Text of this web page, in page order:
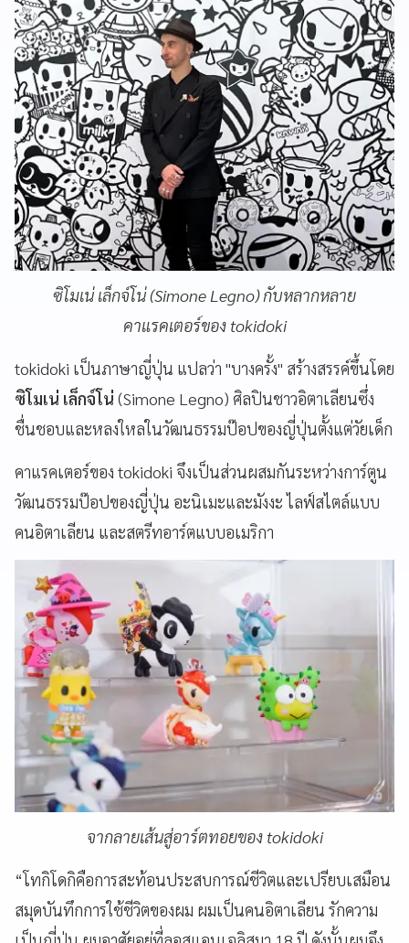
ซิโมเน่ เล็กจ์โน่ (Simone Legno) กับหลากหลาย
คาแรคเตอร์ของ tokidoki
tokidoki เป็นภาษาญี่ปุ่น แปลว่า "บางครั้ง" สร้างสรรค์ขึ้นโดย
ซิโมเน่ เล็กจ์โน่ (Simone Legno) ศิลปินชาวอิตาเลียนซึ่ง
ชื่นชอบและหลงใหลในวัฒนธรรมป๊อปของญี่ปุ่นตั้งแต่วัยเด็ก
คาแรคเตอร์ของ tokidoki จึงเป็นส่วนผสมกันระหว่างการ์ตูน
วัฒนธรรมป๊อปของญี่ปุ่น อะนิเมะและมังงะ ไลฟ์สไตล์แบบ
คนอิตาเลียน และสตรีทอาร์ตแบบอเมริกา
จากลายเส้นสู่อาร์ตทอยของ tokidoki
“โทกิโดกิคือการสะท้อนประสบการณ์ชีวิตและเปรียบเสมือน
สมุดบันทึกการใช้ชีวิตของผม ผมเป็นคนอิตาเลียน รักความ